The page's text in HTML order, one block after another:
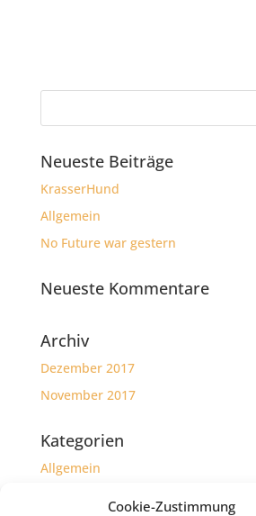
Cookie-Zustimmung
Neueste Beiträge
KrasserHund
Allgemein
No Future war gestern
Neueste Kommentare
Archiv
Dezember 2017
November 2017
Kategorien
Allgemein